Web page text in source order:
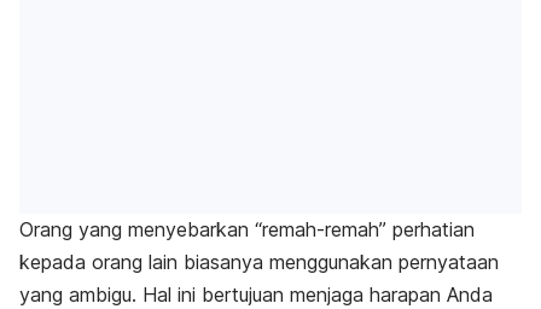
Orang yang menyebarkan “remah-remah” perhatian
kepada orang lain biasanya menggunakan pernyataan
yang ambigu. Hal ini bertujuan menjaga harapan Anda